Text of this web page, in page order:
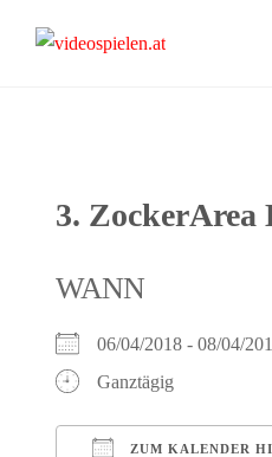
3.
WANN
06/04/2018 - 08/04/
Ganztägig
ZUM KALENDER